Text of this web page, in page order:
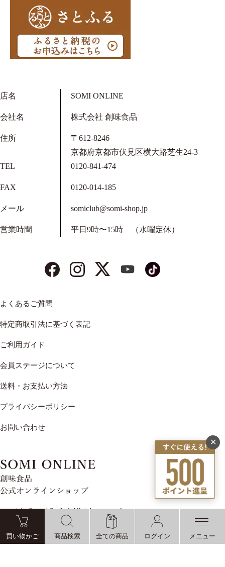
店名 SOMI ONLINE
会社名 株式会社 創味食品
住所
〒612-8246
京都府京都市伏見区横大路芝生24-3
TEL
0120-841-474
FAX 0120-014-185
メール somiclub@somi-shop.jp
営業時間 平日9時〜15時 （水曜定休）
よくあるご質問
特定商取引法に基づく表記
ご利用ガイド
会員ステージについて
送料・お支払い方法
プライバシーポリシー
お問い合わせ
copyright © somi Co.,Ltd. All rights reserved.
買い物かご 商品検索 全ての商品 ログイン メニュー
✕